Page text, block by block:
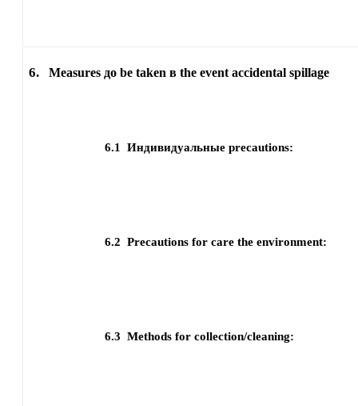
6. Measures до be taken в the event accidental spillage
6.1 Индивидуальные precautions:
6.2 Precautions for care the environment:
6.3 Methods for collection/cleaning: